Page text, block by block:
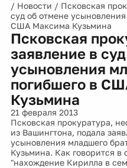
/ Новости / Псковская
суд об отмене
США Максима Кузьмина
Псковская
заявление в
усыновления
погибшего в
Кузьмина
21 февраля 2013
Псковская прокуратура,
из Вашингтона, подала
усыновления младшего
Кузьмина. Как говорится
"нахождение Кирилла в